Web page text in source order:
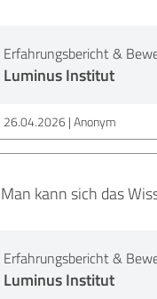
Erfahrungsbericht &
Luminus Institut
26.04.2026 Anonym
Man kann sich das
Erfahrungsbericht &
Luminus Institut